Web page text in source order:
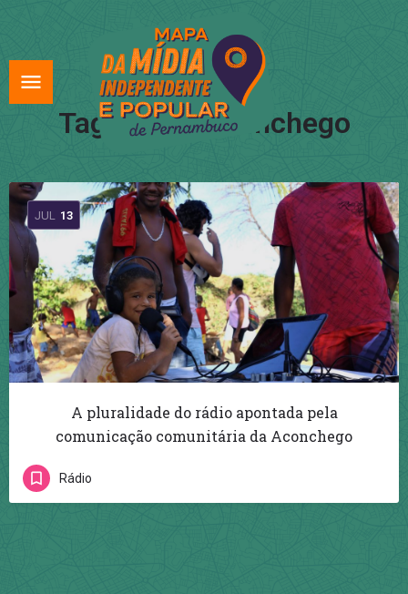
Tag:Radio Aconchego
JUL 13
A pluralidade do rádio apontada pela
comunicação comunitária da Aconchego
Rádio